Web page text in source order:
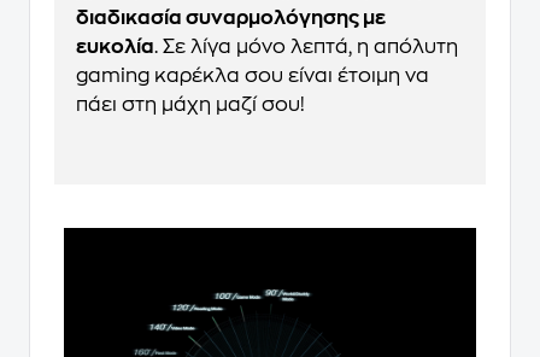
διαδικασία συναρμολόγησης με
ευκολία. Σε λίγα μόνο λεπτά, η απόλυτη
gaming καρέκλα σου είναι έτοιμη να
πάει στη μάχη μαζί σου!